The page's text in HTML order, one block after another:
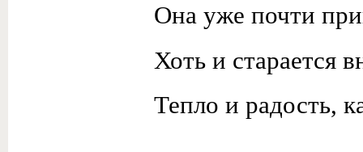
Она уже почти
Хоть и старается
Тепло и радость,